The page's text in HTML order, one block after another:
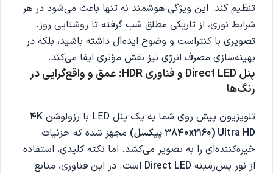
تنظیم کند. این ویژگی هوشمند نه تنها باعث می‌شود در هر
شرایط نوری، از تاریکی مطلق شب گرفته تا روشنایی روز،
تصویری با کنتراست و وضوح ایده‌آل داشته باشید، بلکه در
بهینه‌سازی مصرف انرژی نیز نقش مؤثری ایفا می‌کند.
پنل Direct LED و فناوری HDR: عمق و واقع‌گرایی در
رنگ‌ها
تلویزیون پیش روی شما به یک پنل LED با رزولوشن
4K
Ultra HD (3840x2160
پیکسل) مجهز شده که جزئیات
خیره‌کننده‌ای را به تصویر می‌کشد. اما نکته کلیدی، استفاده
از نور پس‌زمینه Direct LED است. در این فناوری، منابع